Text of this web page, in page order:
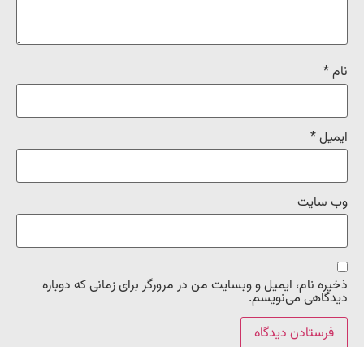
نام*
ایمیل*
وب‌ سایت
ذخیره نام، ایمیل و وبسایت من در مرورگر برای زمانی که دوباره
دیدگاهی می‌نویسم.